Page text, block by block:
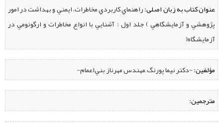
عنوان کتاب به زبان اصلی:راهنماي كاربردي مخاطرات، ايمني و بهداشت در امور
پژوهشي و آزمايشگاهي ) جلد اول : آشنايي با انواع مخاطرات و ارگونومي در
آزمايشگاه(
مؤلفین:‌ -دکتر نيما پورنگ ,مهندس مهرناز بني‌اعمام-
مترجمین: